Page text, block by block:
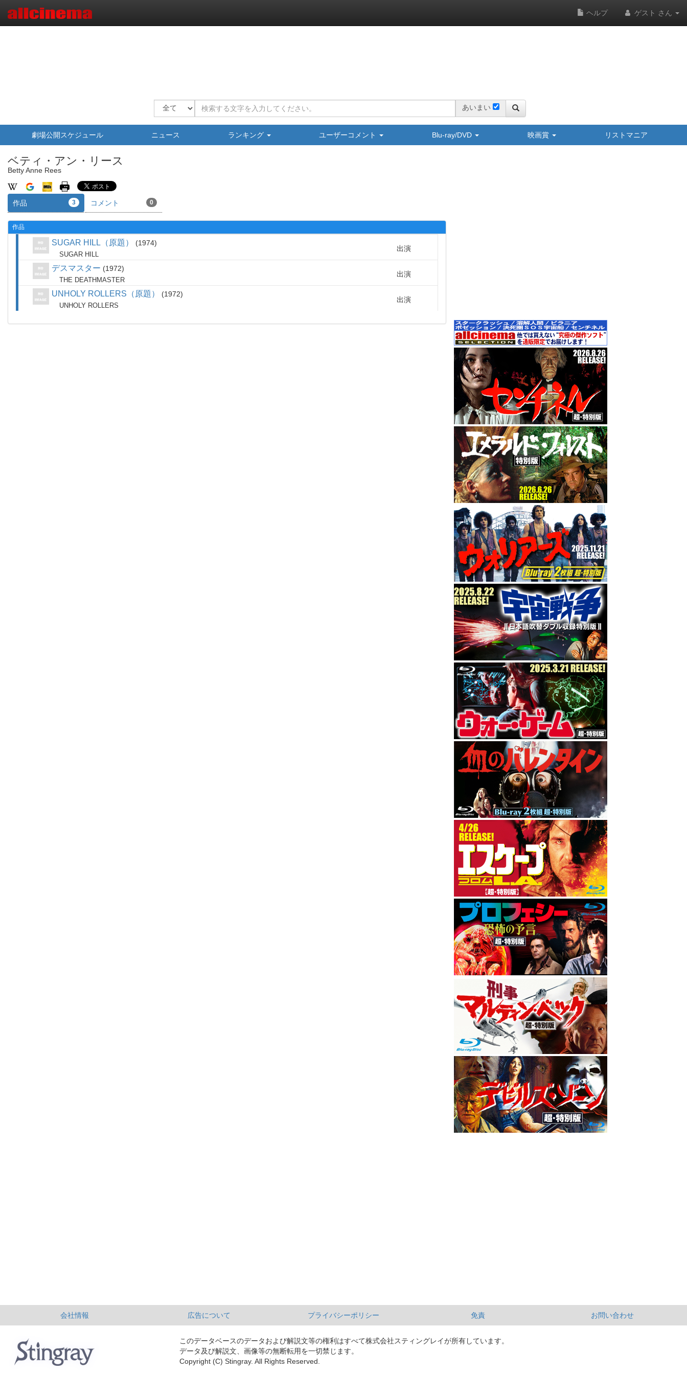
ヘルプ ゲスト さん
あいまい
劇場公開スケジュール ニュース ランキング ユーザーコメント Blu-ray/DVD 映画賞 リストマニア
ベティ・アン・リース
Betty Anne Rees
作品 3 コメント 0
作品
SUGAR HILL（原題） 1974
SUGAR HILL
出演
デスマスター 1972
THE DEATHMASTER
出演
UNHOLY ROLLERS（原題） 1972
UNHOLY ROLLERS
出演
会社情報 広告について プライバシーポリシー 免責 お問い合わせ
このデータベースのデータおよび解説文等の権利はすべて株式会社スティングレイが所有しています。
データ及び解説文、画像等の無断転用を一切禁じます。
Copyright (C) Stingray. All Rights Reserved.